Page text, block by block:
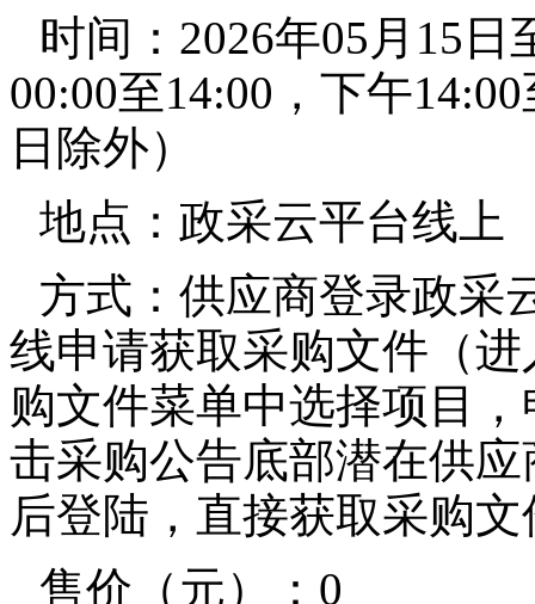
时间：2026年05月15日
00:00至14:00，下午
日除外）
地点：政采云平台线上
方式：供应商登录政采
线申请获取采购文件（
购文件菜单中选择项目
击采购公告底部潜在供
后登陆，直接获取采购文
售价（元）：0